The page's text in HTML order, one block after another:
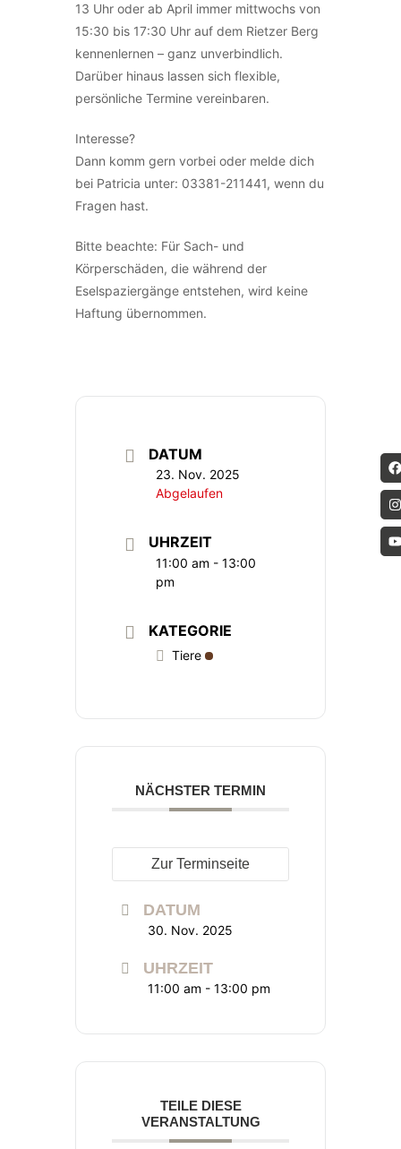
13 Uhr oder ab April immer mittwochs von
15:30 bis 17:30 Uhr auf dem Rietzer Berg
kennenlernen – ganz unverbindlich.
Darüber hinaus lassen sich flexible,
persönliche Termine vereinbaren.
Interesse?
Dann komm gern vorbei oder melde dich
bei Patricia unter: 03381-211441, wenn du
Fragen hast.
Bitte beachte: Für Sach- und
Körperschäden, die während der
Eselspaziergänge entstehen, wird keine
Haftung übernommen.
DATUM
23. Nov. 2025
Abgelaufen
UHRZEIT
11:00 am - 13:00
pm
KATEGORIE
Tiere
NÄCHSTER TERMIN
Zur Terminseite
DATUM
30. Nov. 2025
UHRZEIT
11:00 am - 13:00 pm
TEILE DIESE
VERANSTALTUNG